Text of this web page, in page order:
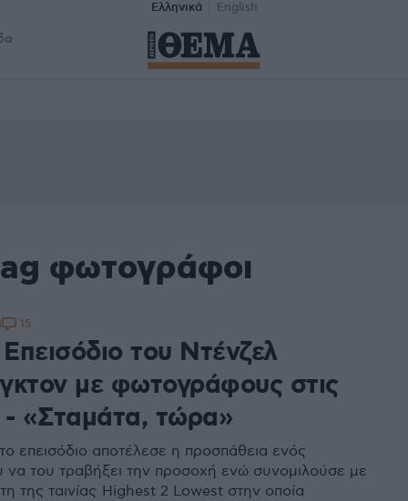
Ελληνικά English
φωτογράφοι
του Ντένζελ
με φωτογράφους στις
- «Σταμάτα, τώρα»
επεισόδιο αποτέλεσε η προσπάθεια ενός
του τραβήξει την προσοχή ενώ συνομιλούσε με
της ταινίας Highest 2 Lowest στην οποία
15